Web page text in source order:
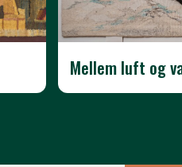
Mellem luft og